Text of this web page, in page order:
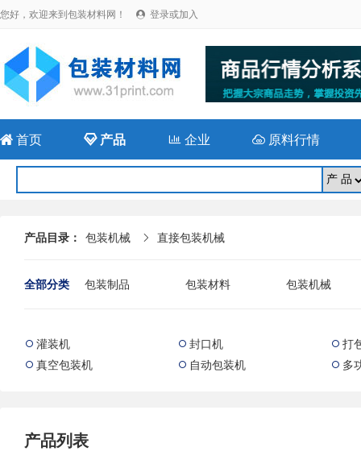
您好，欢迎来到包装材料网！  登录或加入
 首页 产品 企业 原料行情
产品目录： 包装机械  直接包装机械
全部分类 包装制品 包装材料 包装机械
 灌装机  封口机  打
 真空包装机  自动包装机  多
产品列表